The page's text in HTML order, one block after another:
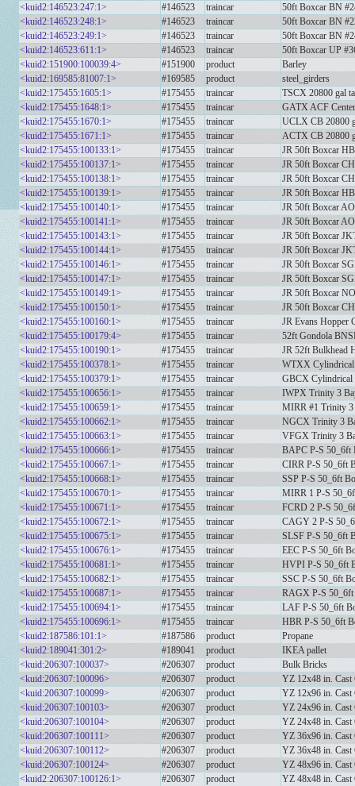
<kuid2:146523:247:1>
#146523 traincar
50ft Boxcar BN
<kuid2:146523:248:1>
#146523 traincar
50ft Boxcar BN
<kuid2:146523:249:1>
#146523 traincar
50ft Boxcar BN
<kuid2:146523:611:1>
#146523 traincar
50ft Boxcar UP
<kuid2:151900:100039:4>
#151900 product
Barley
<kuid2:169585:81007:1>
#169585 product
steel_girders
<kuid2:175455:1605:1>
#175455 traincar
TSCX 20800 gal
<kuid2:175455:1648:1>
#175455 traincar
GATX ACF
<kuid2:175455:1670:1>
#175455 traincar
UCLX CB 20800
<kuid2:175455:1671:1>
#175455 traincar
ACTX CB 20800
<kuid2:175455:100133:1>
#175455 traincar
JR 50ft Boxcar HB
<kuid2:175455:100137:1>
#175455 traincar
JR 50ft Boxcar
<kuid2:175455:100138:1>
#175455 traincar
JR 50ft Boxcar
<kuid2:175455:100139:1>
#175455 traincar
JR 50ft Boxcar
<kuid2:175455:100140:1>
#175455 traincar
JR 50ft Boxcar
<kuid2:175455:100141:1>
#175455 traincar
JR 50ft Boxcar
<kuid2:175455:100143:1>
#175455 traincar
JR 50ft Boxcar
<kuid2:175455:100144:1>
#175455 traincar
JR 50ft Boxcar
<kuid2:175455:100146:1>
#175455 traincar
JR 50ft Boxcar
<kuid2:175455:100147:1>
#175455 traincar
JR 50ft Boxcar
<kuid2:175455:100149:1>
#175455 traincar
JR 50ft Boxcar
<kuid2:175455:100150:1>
#175455 traincar
JR 50ft Boxcar
<kuid2:175455:100160:1>
#175455 traincar
JR Evans Hopper
<kuid2:175455:100179:4>
#175455 traincar
52ft Gondola
<kuid2:175455:100190:1>
#175455 traincar
JR 52ft Bulkhead
<kuid2:175455:100378:1>
#175455 traincar
WTXX
<kuid2:175455:100379:1>
#175455 traincar
GBCX Cylindrical
<kuid2:175455:100656:1>
#175455 traincar
IWPX Trinity 3
<kuid2:175455:100659:1>
#175455 traincar
MIRR #1 Trinity 3
<kuid2:175455:100662:1>
#175455 traincar
NGCX Trinity 3
<kuid2:175455:100663:1>
#175455 traincar
VFGX Trinity 3
<kuid2:175455:100666:1>
#175455 traincar
BAPC P-S 50_6ft
<kuid2:175455:100667:1>
#175455 traincar
CIRR P-S 50_6ft
<kuid2:175455:100668:1>
#175455 traincar
SSP P-S 50_6ft
<kuid2:175455:100670:1>
#175455 traincar
MIRR 1 P-S
<kuid2:175455:100671:1>
#175455 traincar
FCRD 2 P-S
<kuid2:175455:100672:1>
#175455 traincar
CAGY 2 P-S
<kuid2:175455:100675:1>
#175455 traincar
SLSF P-S 50_6ft
<kuid2:175455:100676:1>
#175455 traincar
EEC P-S 50_6ft
<kuid2:175455:100681:1>
#175455 traincar
HVPI P-S 50_6ft
<kuid2:175455:100682:1>
#175455 traincar
SSC P-S 50_6ft
<kuid2:175455:100687:1>
#175455 traincar
RAGX P-S 50_6ft
<kuid2:175455:100694:1>
#175455 traincar
LAF P-S 50_6ft
<kuid2:175455:100696:1>
#175455 traincar
HBR P-S 50_6ft
<kuid2:187586:101:1>
#187586 product
Propane
<kuid2:189041:301:2>
#189041 product
IKEA pallet
<kuid:206307:100037>
#206307 product
Bulk Bricks
<kuid:206307:100096>
#206307 product
YZ 12x48 in. Cast
<kuid:206307:100099>
#206307 product
YZ 12x96 in. Cast
<kuid:206307:100103>
#206307 product
YZ 24x96 in. Cast
<kuid:206307:100104>
#206307 product
YZ 24x48 in. Cast
<kuid:206307:100111>
#206307 product
YZ 36x96 in. Cast
<kuid:206307:100112>
#206307 product
YZ 36x48 in. Cast
<kuid:206307:100124>
#206307 product
YZ 48x96 in. Cast
<kuid2:206307:100126:1>
#206307 product
YZ 48x48 in. Cast